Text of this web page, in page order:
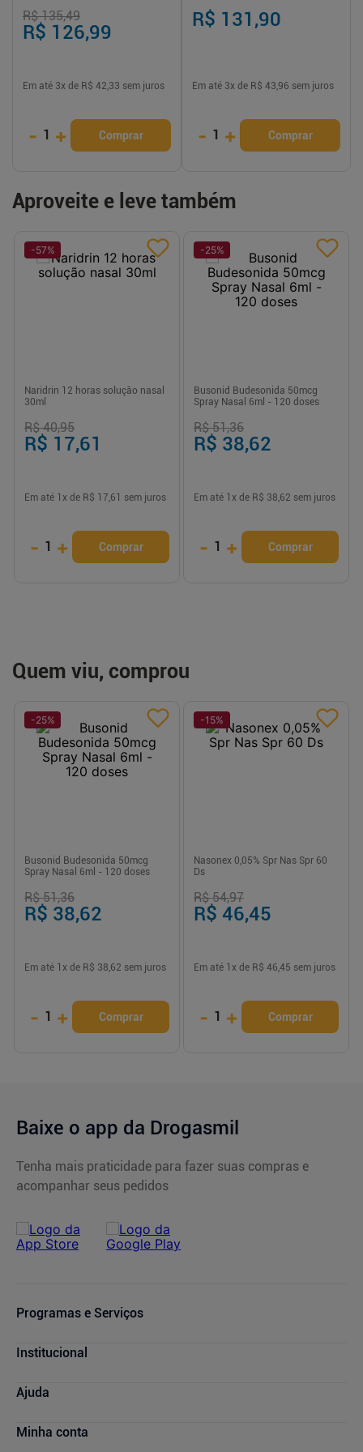
R$ 135,49
R$ 126,99
Em até 3x de R$ 42,33 sem juros
- 1 + Comprar
R$ 131,90
Em até 3x de R$ 43,96 sem juros
- 1 + Comprar
Aproveite e leve também
-57%
Naridrin 12 horas solução nasal
30ml
R$ 40,95
R$ 17,61
Em até 1 x de R$ 17,61 sem juros
- 1 + Comprar
-25%
Busonid Budesonida 50mcg
Spray Nasal 6ml - 120 doses
R$ 51,36
R$ 38,62
Em até 1 x de R$ 38,62 sem juros
- 1 + Comprar
Quem viu, comprou
-25%
Busonid Budesonida 50mcg
Spray Nasal 6ml - 120 doses
R$ 51,36
R$ 38,62
Em até 1 x de R$ 38,62 sem juros
- 1 + Comprar
-15%
Nasonex 0,05% Spr Nas Spr 60
Ds
R$ 54,97
R$ 46,45
Em até 1 x de R$ 46,45 sem juros
- 1 + Comprar
Baixe o app da Drogasmil
Tenha mais praticidade para fazer suas compras e
acompanhar seus pedidos
Programas e Serviços
Cupons de Desconto
Consultas Médicas
Drogasmil Plus
Institucional
Blog Drogasmil
Marcas Parceiras
Ajuda
Dúvidas Frequentes
Minha conta